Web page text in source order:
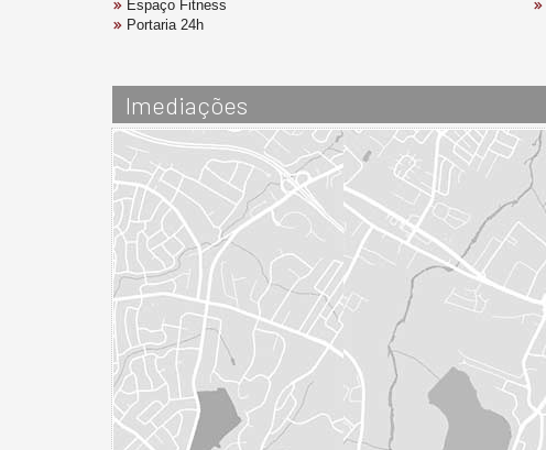
Espaço Fitness
Portaria 24h
Imediações